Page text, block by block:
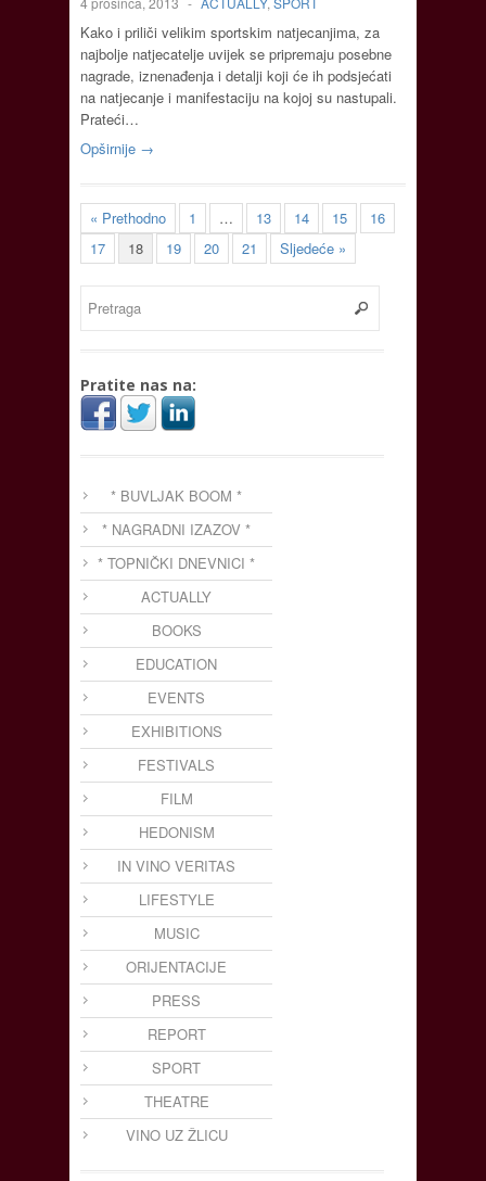
Kako i priliči velikim sportskim natjecanjima, za
najbolje natjecatelje uvijek se pripremaju posebne
nagrade, iznenađenja i detalji koji će ih podsjećati
na natjecanje i manifestaciju na kojoj su nastupali.
Prateći…
Opširnije →
« Prethodno 1 … 13 14 15
16
17
18 19 20 21 Sljedeće »
Pratite nas na:
* BUVLJAK BOOM *
* NAGRADNI IZAZOV *
* TOPNIČKI DNEVNICI *
ACTUALLY
BOOKS
EDUCATION
EVENTS
EXHIBITIONS
FESTIVALS
FILM
HEDONISM
IN VINO VERITAS
LIFESTYLE
MUSIC
ORIJENTACIJE
PRESS
REPORT
SPORT
THEATRE
VINO UZ ŽLICU